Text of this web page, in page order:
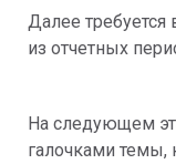
Далее требуется
из отчетных
На следующем
галочками темы,